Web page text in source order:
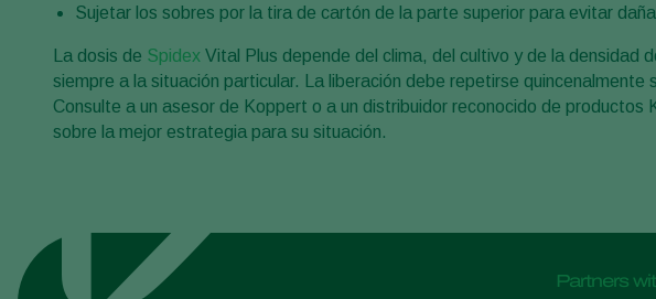
Sujetar los sobres por la tira de cartón de la parte superior para evitar
La dosis de Spidex Vital Plus depende del clima, del cultivo y de la densidad
siempre a la situación particular. La liberación debe repetirse quincenalmente
Consulte a un asesor de Koppert o a un distribuidor reconocido de productos
sobre la mejor estrategia para su situación.
Partners